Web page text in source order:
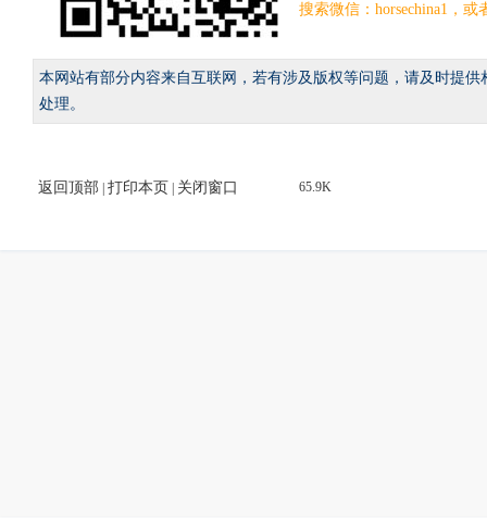
搜索微信：horsechina1，
本网站有部分内容来自互联网，若有涉及版权等问题，请及时提
处理。
返回顶部 打印本页 关闭窗口 65.9K